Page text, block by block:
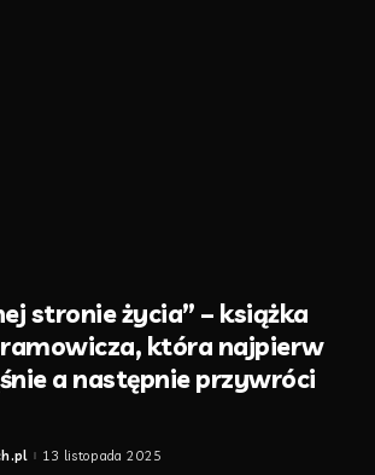
stronie życia” – książka
która najpierw
a następnie przywróci
13 listopada 2025